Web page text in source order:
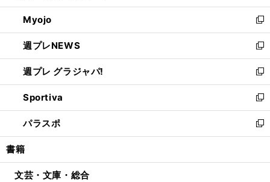
開
く
ウ
で
開
く
ン
ド
ウ
で
開
く
ウ
ィ
ン
ド
ウ
で
開
く
Myojo
新
し
い
ウ
ィ
ン
ド
ウ
で
開
週プレNEWS
新
し
い
ウ
ィ
ン
ド
ウ
開
週プレ グラジャパ!
新
し
い
ウ
ィ
ン
ウ
Sportiva
新
し
い
ウ
ン
パラスポ
新
し
ウ
書籍
文芸・文庫・総合